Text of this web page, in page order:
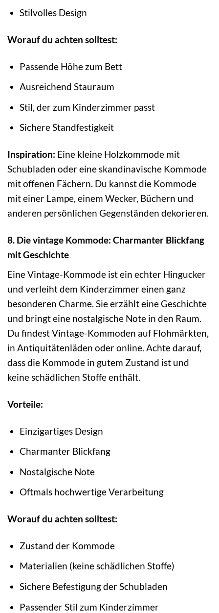
Stilvolles Design
Worauf du achten solltest:
Passende Höhe zum Bett
Ausreichend Stauraum
Stil, der zum Kinderzimmer passt
Sichere Standfestigkeit
Inspiration: Eine kleine Holzkommode mit
Schubladen oder eine skandinavische Kommode
mit offenen Fächern. Du kannst die Kommode
mit einer Lampe, einem Wecker, Büchern und
anderen persönlichen Gegenständen dekorieren.
8. Die vintage Kommode: Charmanter Blickfang
mit Geschichte
Eine Vintage-Kommode ist ein echter Hingucker
und verleiht dem Kinderzimmer einen ganz
besonderen Charme. Sie erzählt eine Geschichte
und bringt eine nostalgische Note in den Raum.
Du findest Vintage-Kommoden auf Flohmärkten,
in Antiquitätenläden oder online. Achte darauf,
dass die Kommode in gutem Zustand ist und
keine schädlichen Stoffe enthält.
Vorteile:
Einzigartiges Design
Charmanter Blickfang
Nostalgische Note
Oftmals hochwertige Verarbeitung
Worauf du achten solltest:
Zustand der Kommode
Materialien (keine schädlichen Stoffe)
Sichere Befestigung der Schubladen
Passender Stil zum Kinderzimmer